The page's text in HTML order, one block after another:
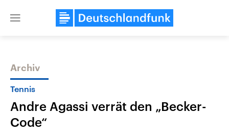
Close
Themen
Archiv
Tennis
Andre Agassi verrät den „Becker-
Code“